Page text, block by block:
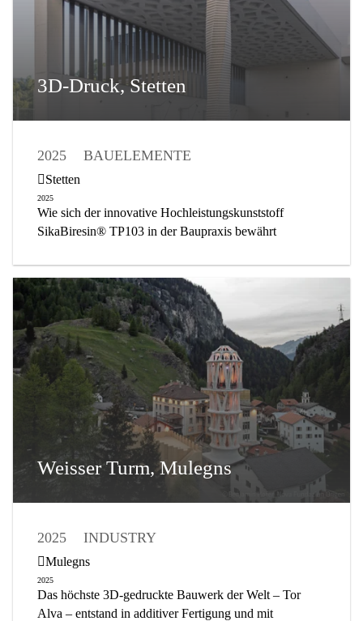
3D-Druck, Stetten
2025
BAUELEMENTE
GEBÄUDEELEMENTE
BETONHERSTELLUNG
KUNSTBAUTEN
Stetten
2025
Wie sich der innovative Hochleistungskunststoff
SikaBiresin® TP103 in der Baupraxis bewährt
Weisser Turm, Mulegns
2025
INDUSTRY
GEBÄUDEELEMENTE
BETONHERSTELLUNG
KUNSTBAUTEN
Mulegns
2025
Das höchste 3D-gedruckte Bauwerk der Welt – Tor
Alva – entstand in additiver Fertigung und mit